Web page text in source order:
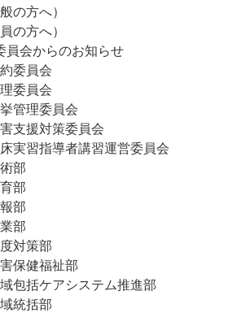
の方へ）
の方へ）
員会からのお知らせ
委員会
委員会
管理委員会
支援対策委員会
実習指導者講習運営委員会
部
部
部
部
対策部
保健福祉部
包括ケアシステム推進部
統括部